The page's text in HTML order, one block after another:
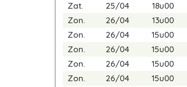
Zat. 25/04 18u00
Zon.
26/04 13u00
Zon.
26/04 15u00
Zon.
26/04 15u00
Zon.
26/04 15u00
Zon.
26/04 15u00